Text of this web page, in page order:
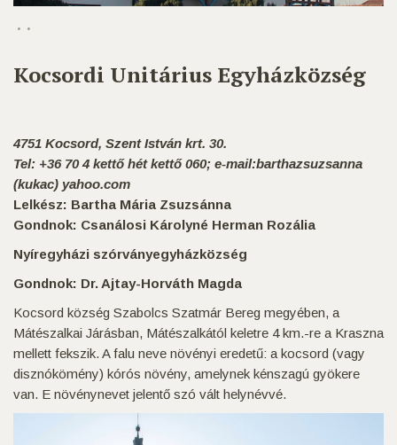
Kocsordi Unitárius Egyházközség
4751 Kocsord, Szent István krt. 30.
Tel: +36 70 4 kettő hét kettő 060; e-mail:barthazsuzsanna
(kukac) yahoo.com
Lelkész: Bartha Mária Zsuzsánna
Gondnok: Csanálosi Károlyné Herman Rozália
Nyíregyházi szórványegyházközség
Gondnok: Dr. Ajtay-Horváth Magda
Kocsord község Szabolcs Szatmár Bereg megyében, a
Mátészalkai Járásban, Mátészalkától keletre 4 km.-re a Kraszna
mellett fekszik. A falu neve növényi eredetű: a kocsord (vagy
disznókömény) kórós növény, amelynek kénszagú gyökere
van. E növénynevet jelentő szó vált helynévvé.